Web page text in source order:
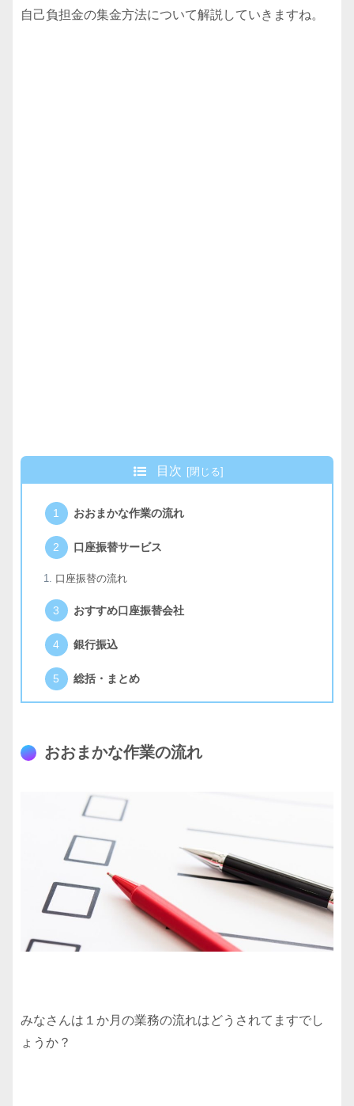
自己負担金の集金方法について解説していきますね。
目次
おおまかな作業の流れ
口座振替サービス
口座振替の流れ
おすすめ口座振替会社
銀行振込
総括・まとめ
おおまかな作業の流れ
みなさんは１か月の業務の流れはどうされてますでし
ょうか？